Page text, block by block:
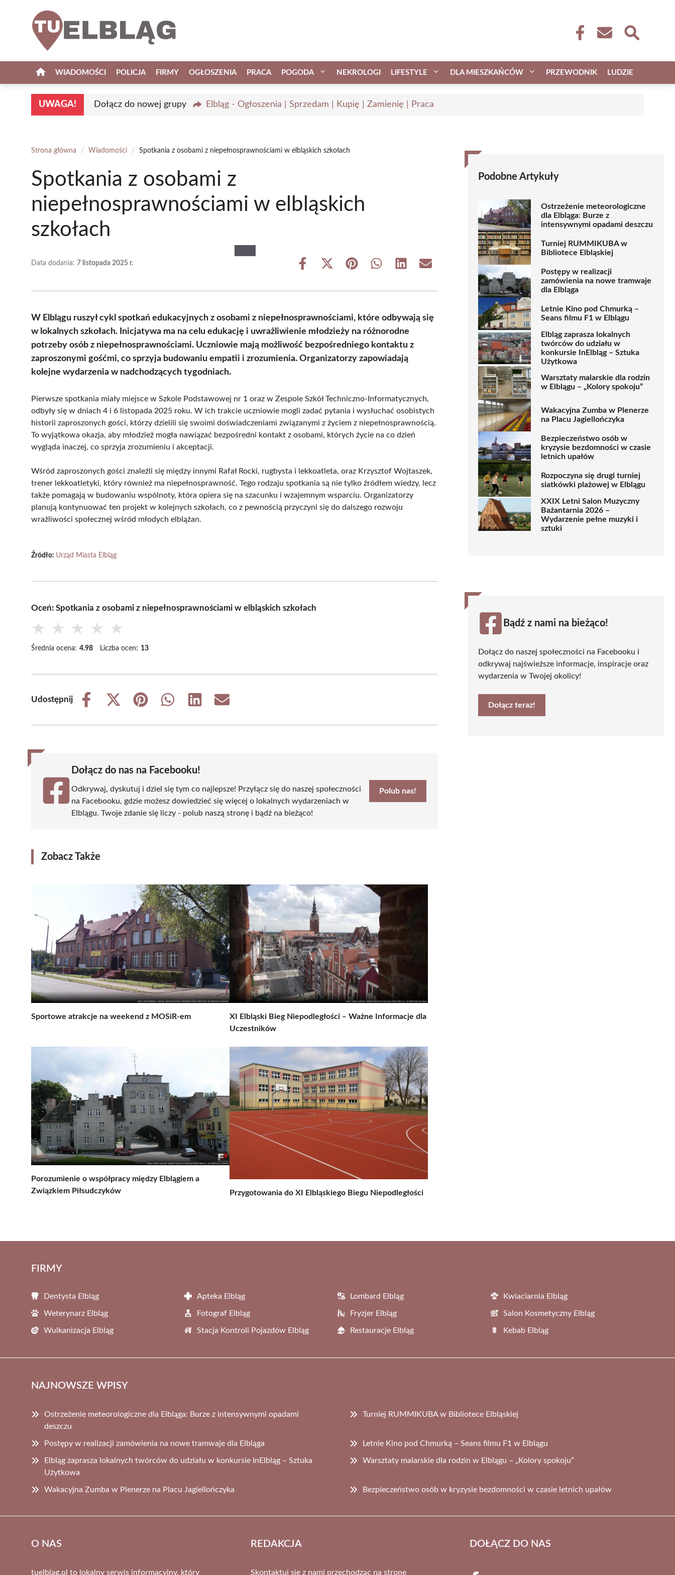
WIADOMOŚCI POLICJA FIRMY OGŁOSZENIA PRACA POGODA NEKROLOGI LIFESTYLE DLA MIESZKAŃCÓW PRZEWODNIK LUDZIE
UWAGA! Dołącz do nowej grupy Elbląg - Ogłoszenia | Sprzedam | Kupię | Zamienię | Praca
Strona główna / Wiadomości / Spotkania z osobami z niepełnosprawnościami w elbląskich szkołach
Spotkania z osobami z
niepełnosprawnościami w elbląskich
szkołach
Data dodania: 7 listopada 2025 r.
Share
Share
(Twitter)
Share Share Share Share
W Elblągu ruszył cykl spotkań edukacyjnych z osobami z niepełnosprawnościami, które odbywają się
w lokalnych szkołach. Inicjatywa ma na celu edukację i uwrażliwienie młodzieży na różnorodne
potrzeby osób z niepełnosprawnościami. Uczniowie mają możliwość bezpośredniego kontaktu z
zaproszonymi gośćmi, co sprzyja budowaniu empatii i zrozumienia. Organizatorzy zapowiadają
kolejne wydarzenia w nadchodzących tygodniach.
Pierwsze spotkania miały miejsce w Szkole Podstawowej nr 1 oraz w Zespole Szkół Techniczno-Informatycznych,
odbyły się w dniach 4 i 6 listopada 2025 roku. W ich trakcie uczniowie mogli zadać pytania i wysłuchać osobistych
historii zaproszonych gości, którzy dzielili się swoimi doświadczeniami związanymi z życiem z niepełnosprawnością.
To wyjątkowa okazja, aby młodzież mogła nawiązać bezpośredni kontakt z osobami, których życie na co dzień
wygląda inaczej, co sprzyja zrozumieniu i akceptacji.
Wśród zaproszonych gości znaleźli się między innymi Rafał Rocki, rugbysta i lekkoatleta, oraz Krzysztof Wojtaszek,
trener lekkoatletyki, który również ma niepełnosprawność. Tego rodzaju spotkania są nie tylko źródłem wiedzy, lecz
także pomagają w budowaniu wspólnoty, która opiera się na szacunku i wzajemnym wsparciu. Organizatorzy
planują kontynuować ten projekt w kolejnych szkołach, co z pewnością przyczyni się do dalszego rozwoju
wrażliwości społecznej wśród młodych elblążan.
Źródło: Urząd Miasta Elbląg
Oceń: Spotkania z osobami z niepełnosprawnościami w elbląskich szkołach
★ ★ ★ ★ ★
Średnia ocena: 4.98 Liczba ocen: 13
Udostępnij
Share
Share
(Twitter)
Share
Share
Share
Share
Dołącz do nas na Facebooku!
Odkrywaj, dyskutuj i dziel się tym co najlepsze! Przyłącz się do naszej społeczności
na Facebooku, gdzie możesz dowiedzieć się więcej o lokalnych wydarzeniach w
Elblągu. Twoje zdanie się liczy - polub naszą stronę i bądź na bieżąco!
Polub nas!
Zobacz Także
Sportowe atrakcje na weekend z MOSiR-em
XI Elbląski Bieg Niepodległości – Ważne Informacje dla
Uczestników
Porozumienie o współpracy między Elblągiem a
Związkiem Piłsudczyków
Przygotowania do XI Elbląskiego Biegu Niepodległości
Podobne Artykuły
Ostrzeżenie meteorologiczne
dla Elbląga: Burze z
intensywnymi opadami deszczu
Turniej RUMMIKUBA w
Bibliotece Elbląskiej
Postępy w realizacji
zamówienia na nowe tramwaje
dla Elbląga
Letnie Kino pod Chmurką –
Seans filmu F1 w Elblągu
Elbląg zaprasza lokalnych
twórców do udziału w
konkursie InElbląg – Sztuka
Użytkowa
Warsztaty malarskie dla rodzin
w Elblągu – „Kolory spokoju”
Wakacyjna Zumba w Plenerze
na Placu Jagiellończyka
Bezpieczeństwo osób w
kryzysie bezdomności w czasie
letnich upałów
Rozpoczyna się drugi turniej
siatkówki plażowej w Elblągu
XXIX Letni Salon Muzyczny
Bażantarnia 2026 –
Wydarzenie pełne muzyki i
sztuki
Bądź z nami na bieżąco!
Dołącz do naszej społeczności na Facebooku i
odkrywaj najświeższe informacje, inspiracje oraz
wydarzenia w Twojej okolicy!
Dołącz teraz!
FIRMY
Dentysta Elbląg Apteka Elbląg Lombard Elbląg Kwiaciarnia Elbląg
Weterynarz Elbląg Fotograf Elbląg Fryzjer Elbląg Salon Kosmetyczny Elbląg
Wulkanizacja Elbląg Stacja Kontroli Pojazdów Elbląg Restauracje Elbląg Kebab Elbląg
NAJNOWSZE WPISY
Ostrzeżenie meteorologiczne dla Elbląga: Burze z intensywnymi opadami
deszczu
Turniej RUMMIKUBA w Bibliotece Elbląskiej
Postępy w realizacji zamówienia na nowe tramwaje dla Elbląga Letnie Kino pod Chmurką – Seans filmu F1 w Elblągu
Elbląg zaprasza lokalnych twórców do udziału w konkursie InElbląg – Sztuka
Użytkowa
Warsztaty malarskie dla rodzin w Elblągu – „Kolory spokoju”
Wakacyjna Zumba w Plenerze na Placu Jagiellończyka Bezpieczeństwo osób w kryzysie bezdomności w czasie letnich upałów
O NAS
tuelblag.pl to lokalny serwis informacyjny, który
REDAKCJA
Skontaktuj się z nami przechodząc na stronę
DOŁĄCZ DO NAS